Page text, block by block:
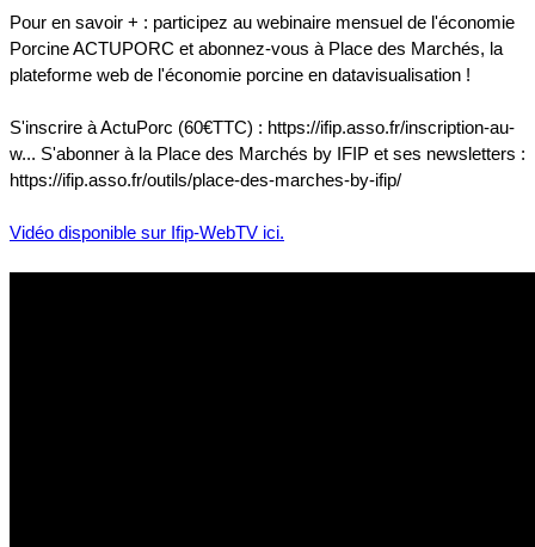
Pour en savoir + : participez au webinaire mensuel de l'économie
Porcine ACTUPORC et abonnez-vous à Place des Marchés, la
plateforme web de l'économie porcine en datavisualisation !
S'inscrire à ActuPorc (60€TTC) : https://ifip.asso.fr/inscription-au-
w... S'abonner à la Place des Marchés by IFIP et ses newsletters :
https://ifip.asso.fr/outils/place-des-marches-by-ifip/
Vidéo disponible sur Ifip-WebTV ici.